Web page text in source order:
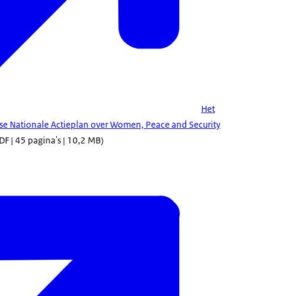
Het
Nationale Actieplan over Women, Peace and Security
| 45 pagina's | 10,2 MB)